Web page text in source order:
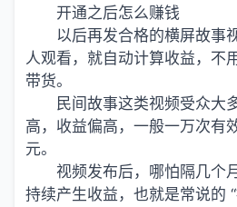
开通之后怎么赚钱
以后再发合格的横屏故事
人观看，就自动计算收益，不
带货。
民间故事这类视频受众大
高，收益偏高，一般一万次有
元。
视频发布后，哪怕隔几个
持续产生收益，也就是常说的 “